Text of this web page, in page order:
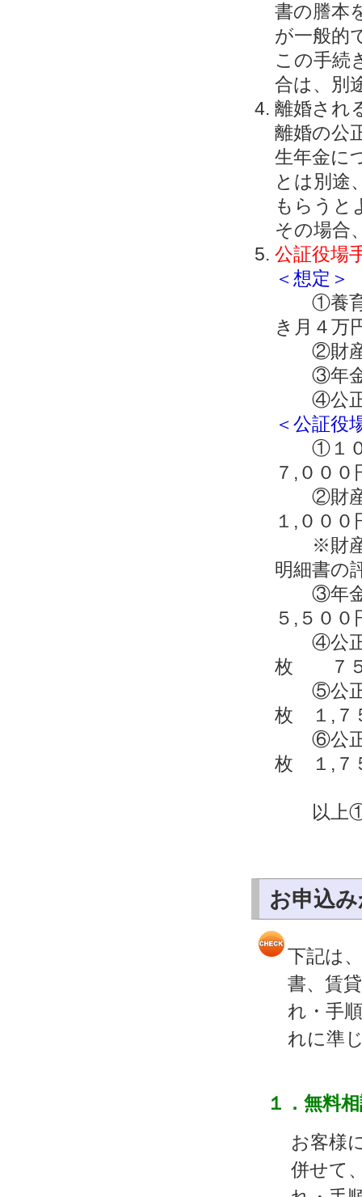
書の謄本
が一般的
この手続
合は、別
離婚され
離婚の公
生年金に
とは別途
もらうと
その場合
公証役場
＜想定＞
①養育
き月４万
②財産
③年金
④公正
＜公証役
①１０
７,００
②財産
１,００
※財産
明細書の
③年
５,５０
④公
枚 ７５
⑤公
枚 １,７
⑥公
枚 １,７
以上①
お申込
下記は
書、賃
れ・手
れに準
１．無料
お客様
併せて